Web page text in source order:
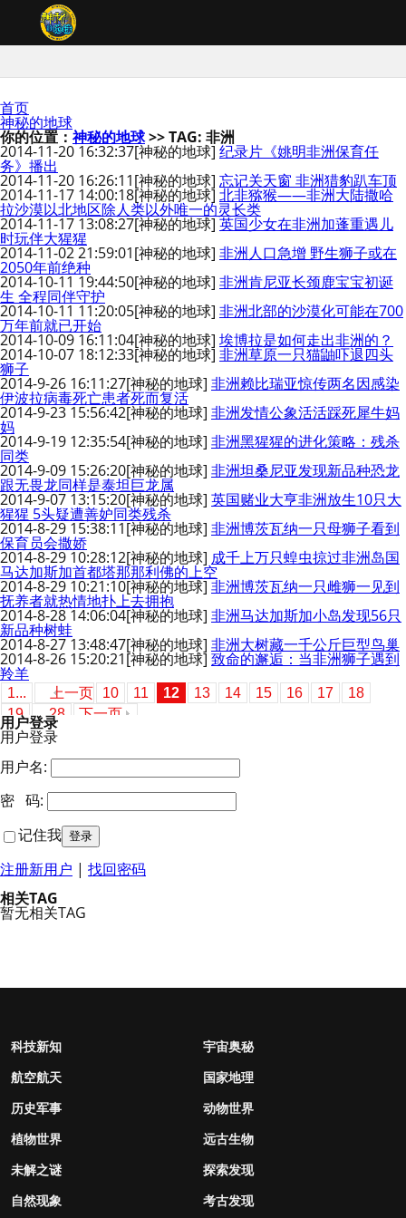
首页
神秘的地球
你的位置：神秘的地球>> TAG: 非洲
2014-11-20 16:32:37[神秘的地球] 纪录片《姚明非洲保育任
务》播出
2014-11-20 16:26:11[神秘的地球] 忘记关天窗 非洲猎豹趴车顶
2014-11-17 14:00:18[神秘的地球] 北非猕猴——非洲大陆撒哈
拉沙漠以北地区除人类以外唯一的灵长类
2014-11-17 13:08:27[神秘的地球]英国少女在非洲加蓬重遇儿
时玩伴大猩猩
2014-11-02 21:59:01[神秘的地球] 非洲人口急增 野生狮子或在
2050年前绝种
2014-10-11 19:44:50[神秘的地球] 非洲肯尼亚长颈鹿宝宝初诞
生 全程同伴守护
2014-10-11 11:20:05[神秘的地球] 非洲北部的沙漠化可能在700
万年前就已开始
2014-10-09 16:11:04[神秘的地球] 埃博拉是如何走出非洲的？
2014-10-07 18:12:33[神秘的地球] 非洲草原一只猫鼬吓退四头
狮子
2014-9-26 16:11:27[神秘的地球] 非洲赖比瑞亚惊传两名因感染
伊波拉病毒死亡患者死而复活
2014-9-23 15:56:42[神秘的地球] 非洲发情公象活活踩死犀牛妈
妈
2014-9-19 12:35:54[神秘的地球] 非洲黑猩猩的进化策略：残杀
同类
2014-9-09 15:26:20[神秘的地球] 非洲坦桑尼亚发现新品种恐龙
跟无畏龙同样是泰坦巨龙属
2014-9-07 13:15:20[神秘的地球] 英国赌业大亨非洲放生10只大
猩猩 5头疑遭善妒同类残杀
2014-8-29 15:38:11[神秘的地球] 非洲博茨瓦纳一只母狮子看到
保育员会撒娇
2014-8-29 10:28:12[神秘的地球] 成千上万只蝗虫掠过非洲岛国
马达加斯加首都塔那那利佛的上空
2014-8-29 10:21:10[神秘的地球] 非洲博茨瓦纳一只雌狮一见到
抚养者就热情地扑上去拥抱
2014-8-28 14:06:04[神秘的地球] 非洲马达加斯加小岛发现56只
新品种树蛙
2014-8-27 13:48:47[神秘的地球] 非洲大树藏一千公斤巨型鸟巢
2014-8-26 15:20:21[神秘的地球] 致命的邂逅：当非洲狮子遇到
羚羊
1... 上一页 10 11 12 13 14 15 16 17
18
19
...28 下一页
用户登录
用户登录
用户名:
密 码:
记住我
注册新用户 | 找回密码
相关TAG
暂无相关TAG
科技新知
宇宙奥秘
航空航天
国家地理
历史军事
动物世界
植物世界
远古生物
未解之谜
探索发现
自然现象
考古发现